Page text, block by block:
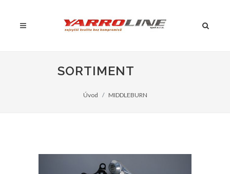
SORTIMENT
Úvod MIDDLEBURN